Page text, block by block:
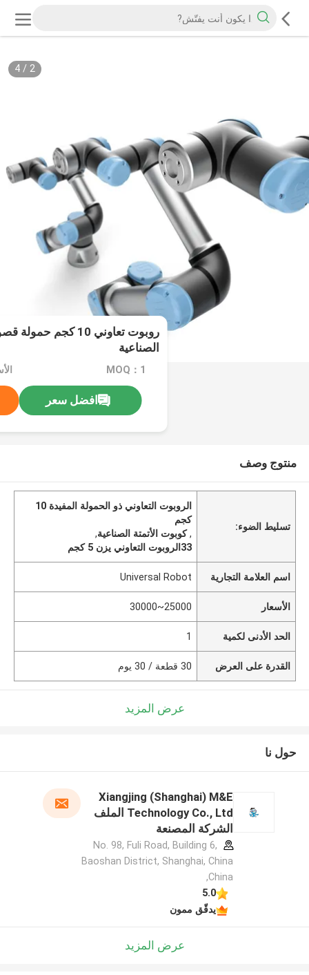
2
/
4
الصناعية
MOQ：1
افضل سعر
منتوج وصف
تسليط الضوء:
الروبوت التعاوني ذو الحمولة المفيدة 10
كجم
,كوبوت الأتمتة الصناعية,
33الروبوت التعاوني يزن 5 كجم
اسم العلامة التجارية Universal Robot
الأسعار 25000~30000
الحد الأدنى لكمية 1
القدرة على العرض 30 قطعة / 30 يوم
عرض المزيد
حول نا
Xiangjing (Shanghai) M&E
Technology Co., Ltd الملف
الشركة المصنعة
No. 98, Fuli Road, Building 6,
Baoshan District, Shanghai, China
,China
5.0
يدقّق ممون
عرض المزيد